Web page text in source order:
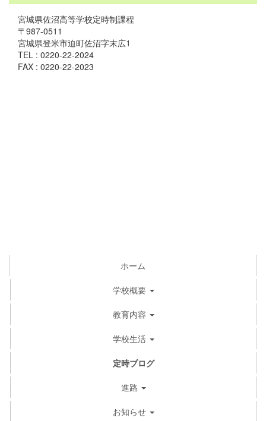
宮城県佐沼高等学校定時制課程
〒987-0511
宮城県登米市迫町佐沼字末広1
TEL : 0220-22-2024
FAX : 0220-22-2023
ホーム
学校概要
教育内容
学校生活
定時ブログ
進路
お知らせ